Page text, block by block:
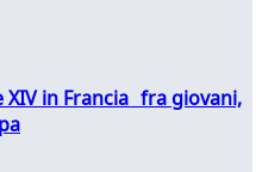
XIV in Francia fra giovani,